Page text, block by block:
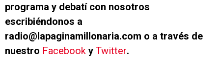
programa y debatí con nosotros
escribiéndonos a
radio@lapaginamillonaria.com o a través de
nuestro Facebook y Twitter.